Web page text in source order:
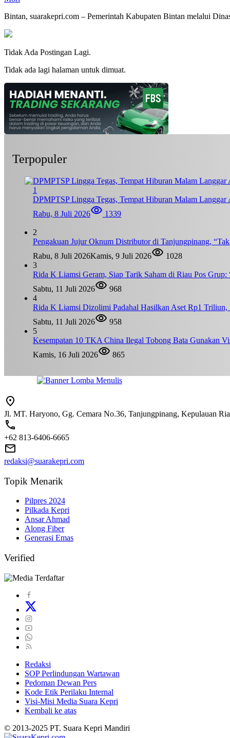
Bintan, suarakepri.com – Pemerintah Kabupaten Bintan melalui
Tidak Ada Postingan Lagi.
Tidak ada lagi halaman untuk dimuat.
Terpopuler
1
DPMPTSP Lingga Tegas, Tempat Hiburan Malam Langgar
Rabu, 8 Juli 2026
1339
2
Pengakuan Jujur Oknum Distributor di Tanjungpinang,
Rabu, 8 Juli 2026Kamis, 9 Juli 2026
1028
3
Rida K Liamsi Geram, Siap Tarik Saham di Riau Pos
Sabtu, 11 Juli 2026
968
4
Rida K Liamsi Dizolimi Padahal Hasilkan Aset Rp1 Triliun,
Sabtu, 11 Juli 2026
958
5
Kesempatan 10 TKA China Ilegal Tobong Bata Gunakan
Kamis, 16 Juli 2026
865
Jl. MT. Haryono, Gg. Cemara No.36, Tanjungpinang, Kepulauan
+62 813-6406-6665
redaksi@suarakepri.com
Topik Menarik
Pilpres 2024
Pilkada Kepri
Ansar Ahmad
Along Fiber
Generasi Emas
Verified
Redaksi
SOP Perlindungan Wartawan
Pedoman Dewan Pers
Kode Etik Perilaku Internal
Visi-Misi Media Suara Kepri
Kembali ke atas
© 2013-2025 PT. Suara Kepri Mandiri